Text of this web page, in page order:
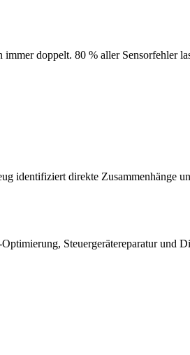
doppelt. 80 % aller Sensorfehler
identifiziert direkte Zusammenhänge
Steuergerätereparatur und